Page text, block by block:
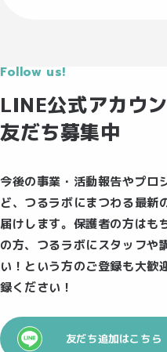
Follow us!
LINE公式アカウ
友だち募集中
今後の事業・活動報告やプロ
ど、つるラボにまつわる最新
届けします。保護者の方はも
の方、つるラボにスタッフや
い！という方のご登録も大歓
録ください！
友だち追加はこちら